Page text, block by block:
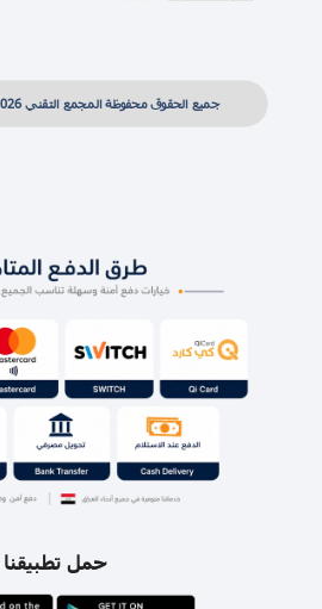
جميع الحقوق محفوظة المجمع التقني 2026
حمل تطبيقنا